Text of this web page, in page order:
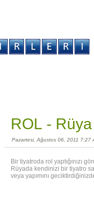
ROL -
Pazartesi, Ağustos 06, 2011 7:27
Bir tiyatroda rol yaptığınızı
Rüyada kendinizi bir tiyatro
veya yapımını